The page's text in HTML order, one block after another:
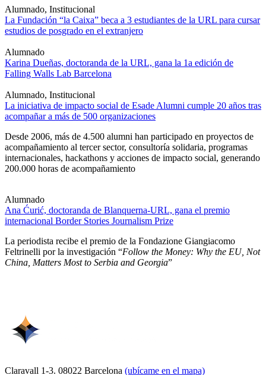
Alumnado, Institucional
La Fundación “la Caixa” beca a 3 estudiantes de la URL para cursar
estudios de posgrado en el extranjero
Alumnado
Karina Dueñas, doctoranda de la URL, gana la 1a edición de
Falling Walls Lab Barcelona
Alumnado, Institucional
La iniciativa de impacto social de Esade Alumni cumple 20 años tras
acompañar a más de 500 organizaciones
Desde 2006, más de 4.500 alumni han participado en proyectos de
acompañamiento al tercer sector, consultoría solidaria, programas
internacionales, hackathons y acciones de impacto social, generando
200.000 horas de acompañamiento
Alumnado
Ana Ćurić, doctoranda de Blanquerna-URL, gana el premio
internacional Border Stories Journalism Prize
La periodista recibe el premio de la Fondazione Giangiacomo
Feltrinelli por la investigación “Follow the Money: Why the EU, Not
China, Matters Most to Serbia and Georgia”
Claravall 1-3. 08022 Barcelona (ubícame en el mapa)